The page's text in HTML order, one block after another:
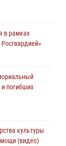
участников
центр
в рамках
погибших
культуры
(видео)